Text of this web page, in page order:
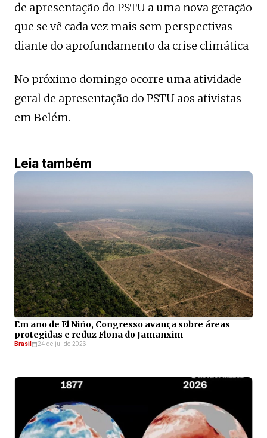
de apresentação do PSTU a uma nova geração
que se vê cada vez mais sem perspectivas
diante do aprofundamento da crise climática
No próximo domingo ocorre uma atividade
geral de apresentação do PSTU aos ativistas
em Belém.
Leia também
Em ano de El Niño, Congresso avança sobre áreas
protegidas e reduz Flona do Jamanxim
Brasil 24 de jul de 2026